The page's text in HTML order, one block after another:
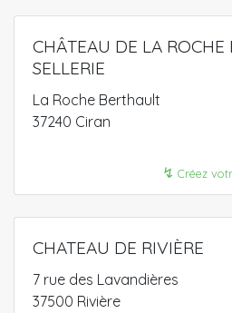
CHÂTEAU DE LA
SELLERIE
La Roche Berthault
37240 Ciran
↯ Créez
CHATEAU DE RIVIÈRE
7 rue des Lavandières
37500 Rivière